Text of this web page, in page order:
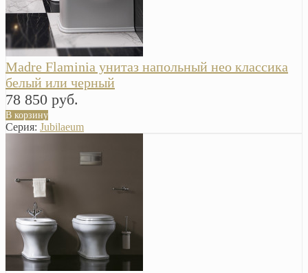
Madre Flaminia унитаз напольный нео классика
белый или черный
78 850 руб.
В корзину
Серия: Jubilaeum